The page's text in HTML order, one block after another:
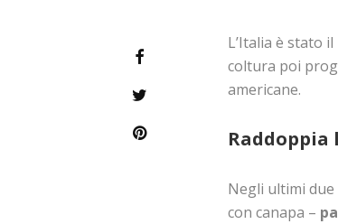
L’Italia è stato
coltura poi
americane.
Raddoppia
Negli ultimi
con canapa –